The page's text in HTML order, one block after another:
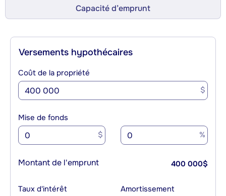
Capacité d’emprunt
Versements hypothécaires
Coût de la propriété
$
Mise de fonds
$ %
Montant de l'emprunt 400 000$
Taux d'intérêt Amortissement